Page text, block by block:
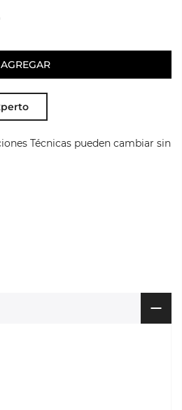
Técnicas pueden cambiar sin